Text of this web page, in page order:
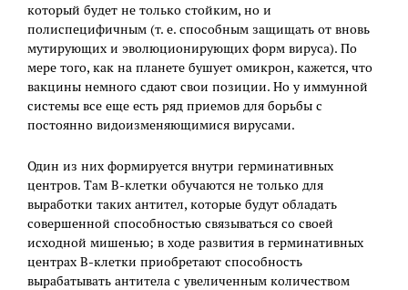
который будет не только стойким, но и
полиспецифичным (т. е. способным защищать от вновь
мутирующих и эволюционирующих форм вируса). По
мере того, как на планете бушует омикрон, кажется, что
вакцины немного сдают свои позиции. Но у иммунной
системы все еще есть ряд приемов для борьбы с
постоянно видоизменяющимися вирусами.
Один из них формируется внутри герминативных
центров. Там В-клетки обучаются не только для
выработки таких антител, которые будут обладать
совершенной способностью связываться со своей
исходной мишенью; в ходе развития в герминативных
центрах В-клетки приобретают способность
вырабатывать антитела с увеличенным количеством